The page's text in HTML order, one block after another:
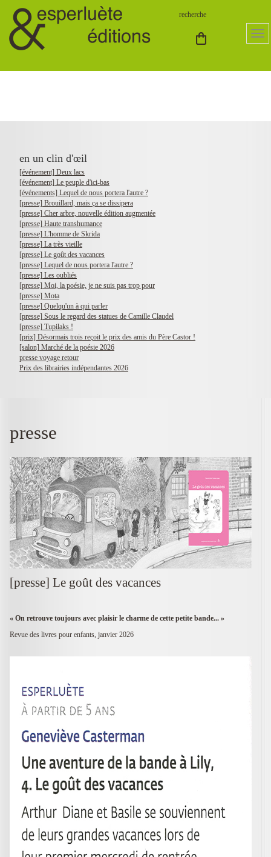
en un clin d'œil
[événement] Deux lacs
[événement] Le peuple d'ici-bas
[événements] Lequel de nous portera l'autre ?
[presse] Brouillard, mais ça se dissipera
[presse] Cher arbre, nouvelle édition augmentée
[presse] Haute transhumance
[presse] L'homme de Skrida
[presse] La très vieille
[presse] Le goût des vacances
[presse] Lequel de nous portera l'autre ?
[presse] Les oubliés
[presse] Moi, la poésie, je ne suis pas trop pour
[presse] Mota
[presse] Quelqu'un à qui parler
[presse] Sous le regard des statues de Camille Claudel
[presse] Tupilaks !
[prix] Désormais trois reçoit le prix des amis du Père Castor !
[salon] Marché de la poésie 2026
presse voyage retour
Prix des librairies indépendantes 2026
presse
[presse] Le goût des vacances
« On retrouve toujours avec plaisir le charme de cette petite bande... »
Revue des livres pour enfants, janvier 2026